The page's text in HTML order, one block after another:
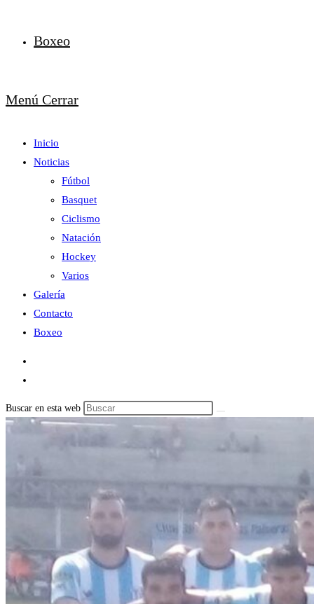
Boxeo
Menú Cerrar
Inicio
Noticias
Fútbol
Basquet
Ciclismo
Natación
Hockey
Varios
Galería
Contacto
Boxeo
Buscar en esta web